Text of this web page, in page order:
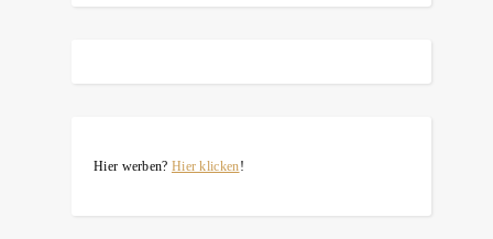
Hier werben? Hier klicken!